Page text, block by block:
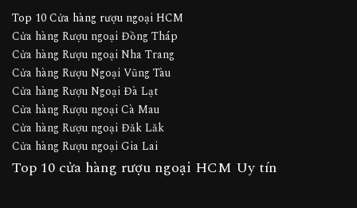
Top 10 Cửa hàng rượu ngoại HCM
Cửa hàng Rượu ngoại Đồng Tháp
Cửa hàng Rượu ngoại Nha Trang
Cửa hàng Rượu Ngoại Vũng Tàu
Cửa hàng Rượu Ngoại Đà Lạt
Cửa hàng Rượu ngoại Cà Mau
Cửa hàng Rượu ngoại Đăk Lăk
Cửa hàng Rượu ngoại Gia Lai
Top 10 cửa hàng rượu ngoại HCM Uy tín